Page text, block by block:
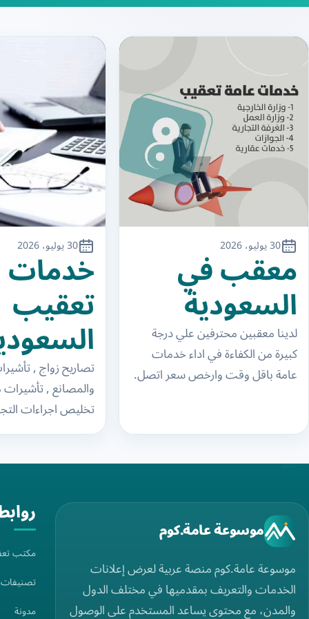
30 يوليو، 2026
معقب في
السعودية
لدينا معقبين محترفين علي درجة
كبيرة من الكفاءة في اداء خدمات
عامة باقل وقت وارخص سعر اتصل.
30 يوليو، 2026
خدمات
تعقيب
مكتب
تصاريح زواج ,
والمصانع ,
تخليص اجراءات
مكتب العمل ,
موسوعة عامة.كوم
موسوعة عامة.كوم منصة عربية لعرض إعلانات
الخدمات والتعريف بمقدميها في مختلف الدول
والمدن، مع محتوى يساعد المستخدم على الوصول
مكتب
تصنيفات
مدونة